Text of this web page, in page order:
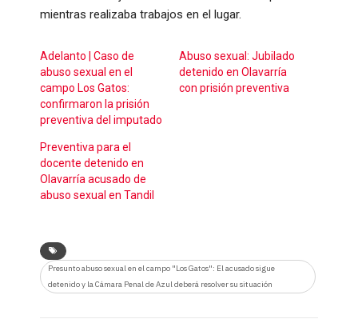
mientras realizaba trabajos en el lugar.
Adelanto | Caso de
abuso sexual en el
campo Los Gatos:
confirmaron la prisión
preventiva del imputado
Abuso sexual: Jubilado
detenido en Olavarría
con prisión preventiva
Preventiva para el
docente detenido en
Olavarría acusado de
abuso sexual en Tandil
Presunto abuso sexual en el campo "Los Gatos": El acusado sigue
detenido y la Cámara Penal de Azul deberá resolver su situación